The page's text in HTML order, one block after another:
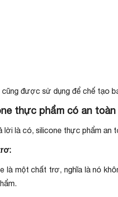
cũng được sử dụng để chế tạo
thực phẩm có an toàn
lời là có, silicone thực phẩm an
là một chất trơ, nghĩa là nó